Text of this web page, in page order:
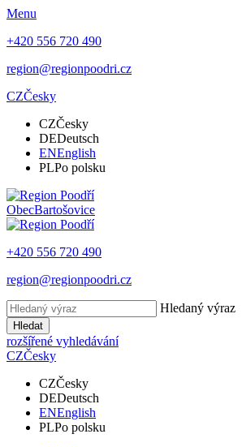
Menu
+420 556 720 490
region@regionpoodri.cz
CZČesky
CZČesky
DEDeutsch
ENEnglish
PLPo polsku
ObecBartošovice
+420 556 720 490
region@regionpoodri.cz
Hledaný výraz
Hledat
rozšířené vyhledávání
CZČesky
CZČesky
DEDeutsch
ENEnglish
PLPo polsku